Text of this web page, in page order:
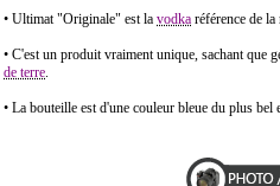
• Ultimat "Originale" est la vodka référence de la
• C'est un produit vraiment unique, sachant que
de terre
• La bouteille est d'une couleur bleue du plus bel